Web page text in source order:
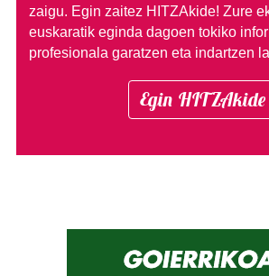
zaigu. Egin zaitez HITZAkide! Zure
euskaratik eginda dagoen tokiko
profesionala garatzen eta indartzen
Egin HITZAkide